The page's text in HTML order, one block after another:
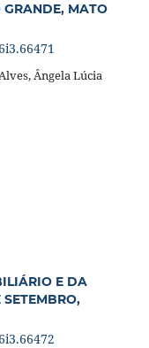
MATO
Ângela Lúcia
E DA